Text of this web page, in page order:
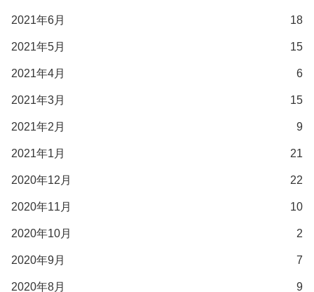
2021年6月 18
2021年5月 15
2021年4月 6
2021年3月 15
2021年2月 9
2021年1月 21
2020年12月 22
2020年11月 10
2020年10月 2
2020年9月 7
2020年8月 9